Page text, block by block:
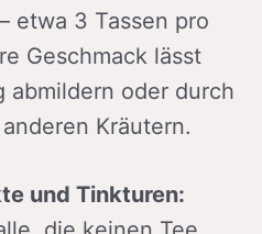
etwa 3 Tassen pro
Geschmack lässt
abmildern oder durch
Kräutern.
und Tinkturen: